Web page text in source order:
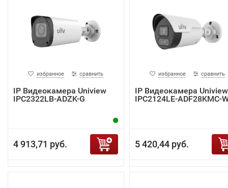
избранное сравнить
IP Видеокамера Uniview
IPC2322LB-ADZK-G
4 913,71 руб.
избранное сравнить
IP Видеокамера Uniview
IPC2124LE-ADF28KMC-
5 420,44 руб.